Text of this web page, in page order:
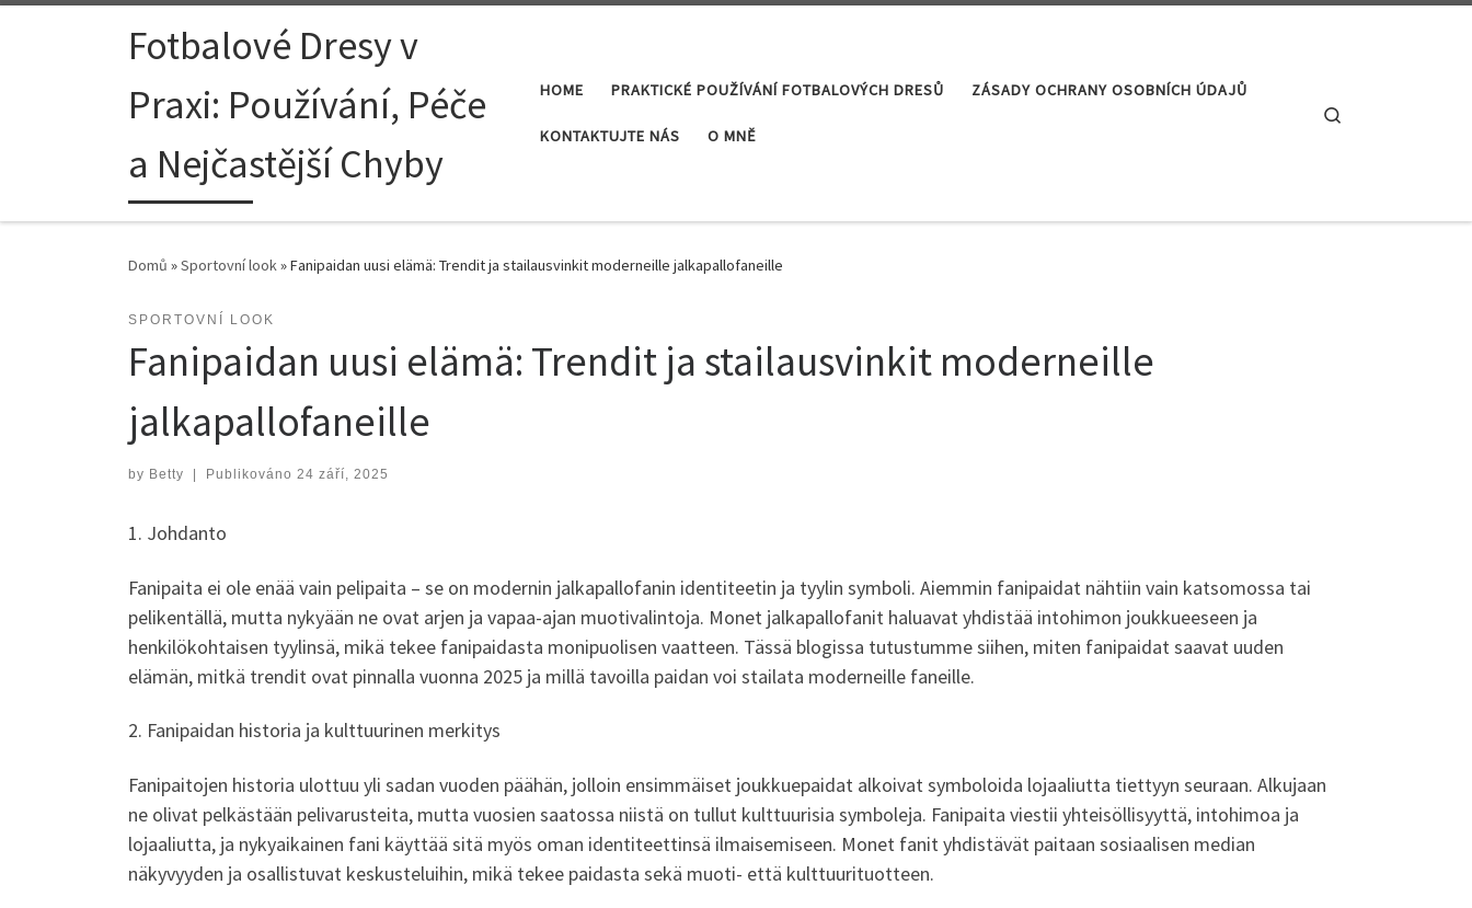
Skip to contentFotbalové Dresy v
Praxi: Používání, Péče
a Nejčastější Chyby
HOME PRAKTICKÉ POUŽÍVÁNÍ FOTBALOVÝCH DRESŮ ZÁSADY OCHRANY OSOBNÍCH ÚDAJŮ
KONTAKTUJTE NÁS O MNĚ
Domů »Sportovní look»Fanipaidan uusi elämä: Trendit ja stailausvinkit moderneille jalkapallofaneille
SPORTOVNÍ LOOK
Fanipaidan uusi elämä: Trendit ja stailausvinkit moderneille
jalkapallofaneille
by Betty Publikováno 24 září, 2025
1. Johdanto
Fanipaita ei ole enää vain pelipaita – se on modernin jalkapallofanin identiteetin ja tyylin symboli. Aiemmin fanipaidat nähtiin vain katsomossa tai
pelikentällä, mutta nykyään ne ovat arjen ja vapaa-ajan muotivalintoja. Monet jalkapallofanit haluavat yhdistää intohimon joukkueeseen ja
henkilökohtaisen tyylinsä, mikä tekee fanipaidasta monipuolisen vaatteen. Tässä blogissa tutustumme siihen, miten fanipaidat saavat uuden
elämän, mitkä trendit ovat pinnalla vuonna 2025 ja millä tavoilla paidan voi stailata moderneille faneille.
2. Fanipaidan historia ja kulttuurinen merkitys
Fanipaitojen historia ulottuu yli sadan vuoden päähän, jolloin ensimmäiset joukkuepaidat alkoivat symboloida lojaaliutta tiettyyn seuraan. Alkujaan
ne olivat pelkästään pelivarusteita, mutta vuosien saatossa niistä on tullut kulttuurisia symboleja. Fanipaita viestii yhteisöllisyyttä, intohimoa ja
lojaaliutta, ja nykyaikainen fani käyttää sitä myös oman identiteettinsä ilmaisemiseen. Monet fanit yhdistävät paitaan sosiaalisen median
näkyvyyden ja osallistuvat keskusteluihin, mikä tekee paidasta sekä muoti- että kulttuurituotteen.